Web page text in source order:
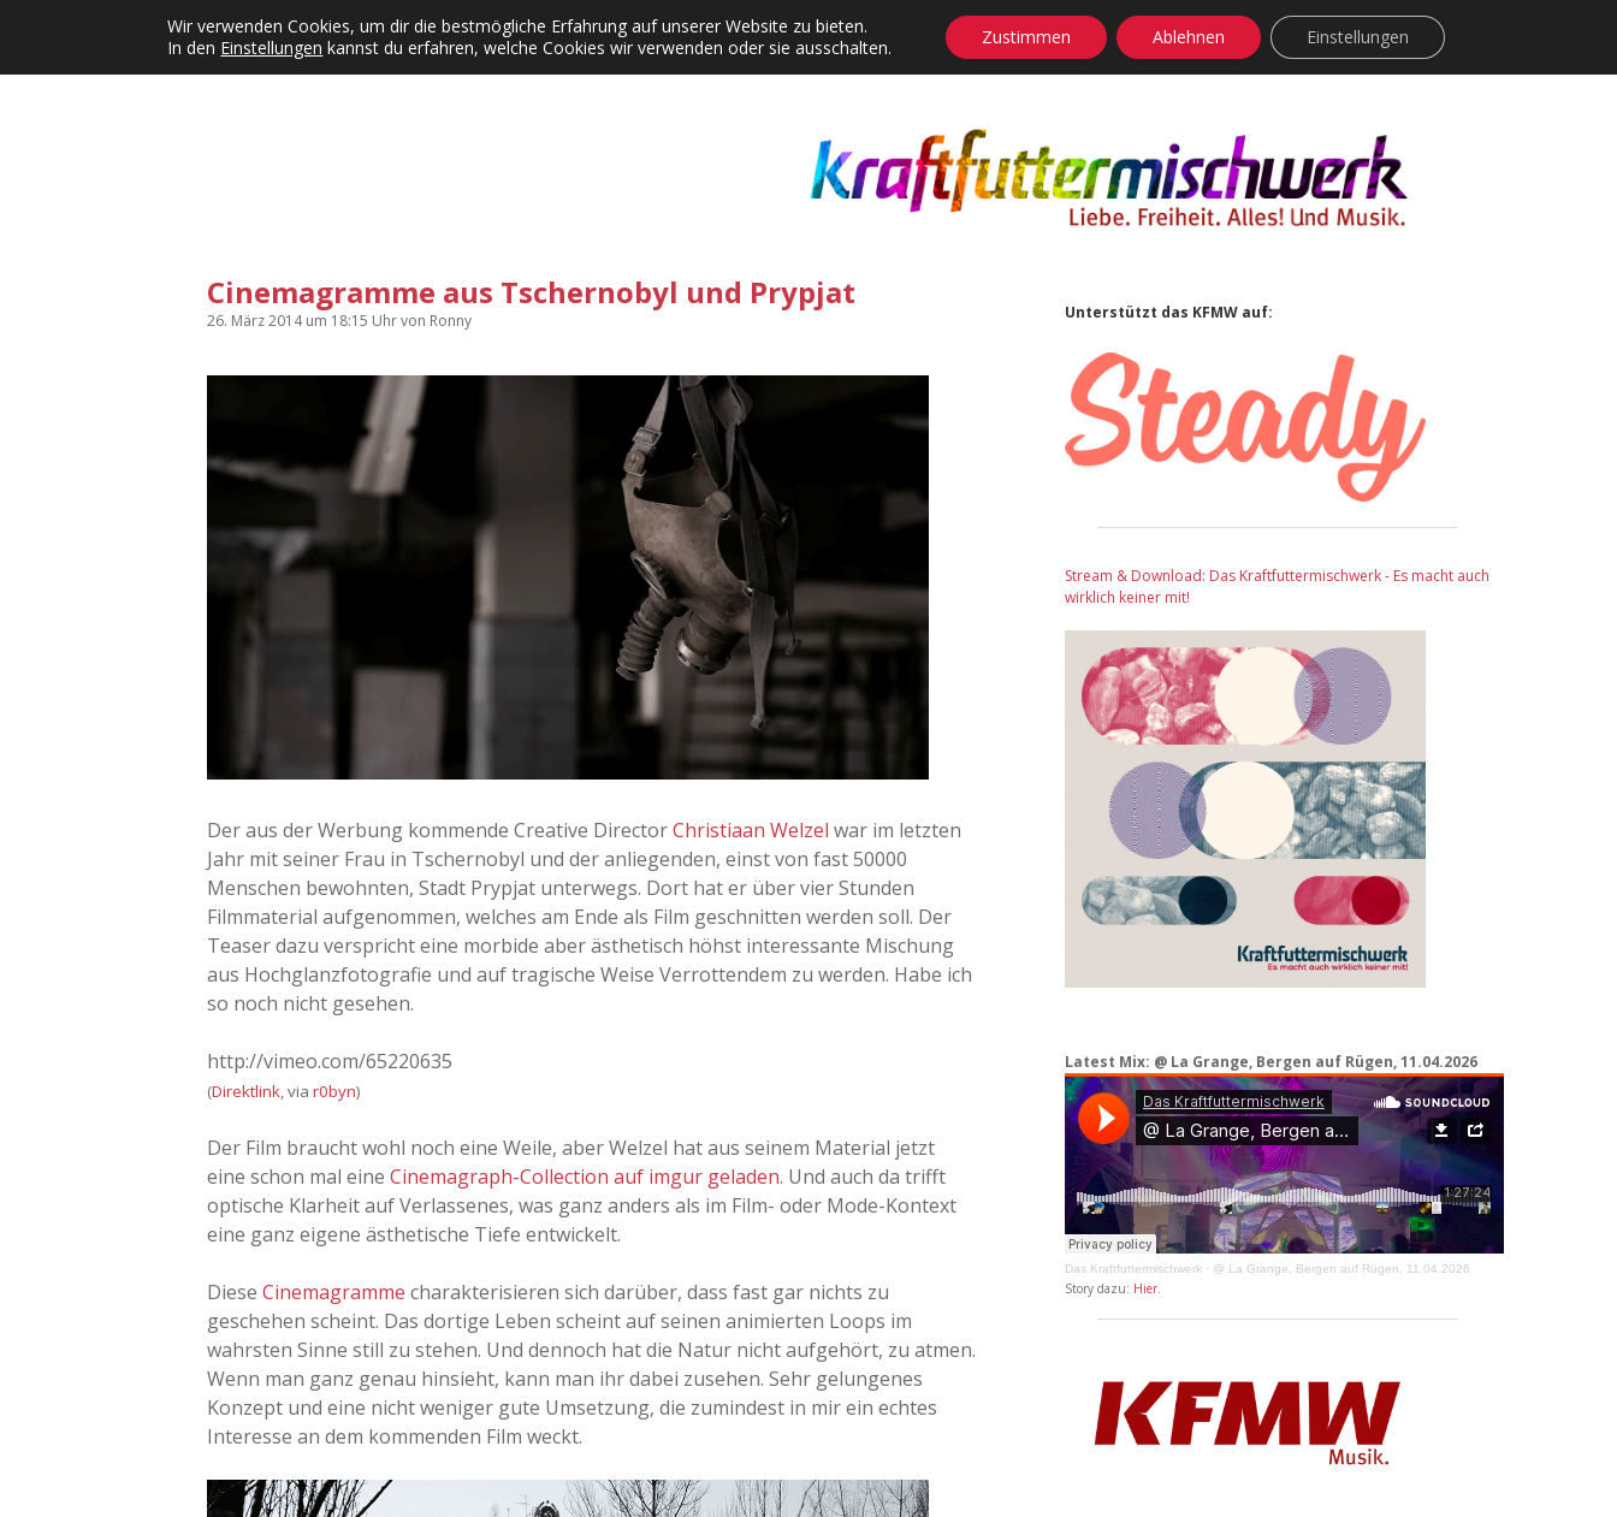
Kategorien Dropdown-Menü öffnen
KFMW-Disco Dates Instagrams Contact Adventskalender Dropdown-Menü öffnen facebook
instagram
rss soundcloud
vimeoBluesky
Cinemagramme aus Tschernobyl und Prypjat
26. März 2014um 18:15 Uhrvon Ronny
Der aus der Werbung kommende Creative DirectorChristiaan Welzel war im letzten
Jahr mit seiner Frau in Tschernobyl und der anliegenden, einst von fast 50000
Menschen bewohnten, Stadt Prypjat unterwegs. Dort hat er über vier Stunden
Filmmaterial aufgenommen, welches am Ende als Film geschnitten werden soll. Der
Teaser dazu verspricht eine morbide aber ästhetisch höhst interessante Mischung
aus Hochglanzfotografie und auf tragische Weise Verrottendem zu werden. Habe ich
so noch nicht gesehen.
http://vimeo.com/65220635
(Direktlink, via r0byn)
Der Film braucht wohl noch eine Weile, aber Welzel hat aus seinem Material jetzt
eine schon mal eine Cinemagraph-Collection auf imgur geladen. Und auch da trifft
optische Klarheit auf Verlassenes, was ganz anders als im Film- oder Mode-Kontext
eine ganz eigene ästhetische Tiefe entwickelt.
Diese Cinemagramme charakterisieren sich darüber, dass fast gar nichts zu
geschehen scheint. Das dortige Leben scheint auf seinen animierten Loops im
wahrsten Sinne still zu stehen. Und dennoch hat die Natur nicht aufgehört, zu atmen.
Wenn man ganz genau hinsieht, kann man ihr dabei zusehen. Sehr gelungenes
Konzept und eine nicht weniger gute Umsetzung, die zumindest in mir ein echtes
Interesse an dem kommenden Film weckt.
Sidebar
Unterstützt das KFMW auf:
Stream & Download: Das Kraftfuttermischwerk - Es macht auch
wirklich keiner mit!
Latest Mix: @ La Grange, Bergen auf Rügen, 11.04.2026
Das Kraftfuttermischwerk · @ La Grange, Bergen auf Rügen, 11.04.2026
Story dazu: Hier.
Wir verwenden Cookies, um dir die bestmögliche Erfahrung auf unserer Website zu bieten.
In den Einstellungen kannst du erfahren, welche Cookies wir verwenden oder sie ausschalten. Zustimmen Ablehnen Einstellungen